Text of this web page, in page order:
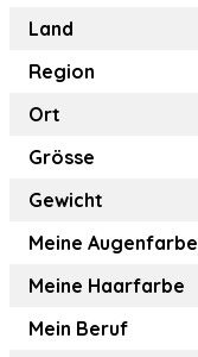
Land
Region
Ort
Grösse
Gewicht
Meine Augenfarbe
Meine Haarfarbe
Mein Beruf